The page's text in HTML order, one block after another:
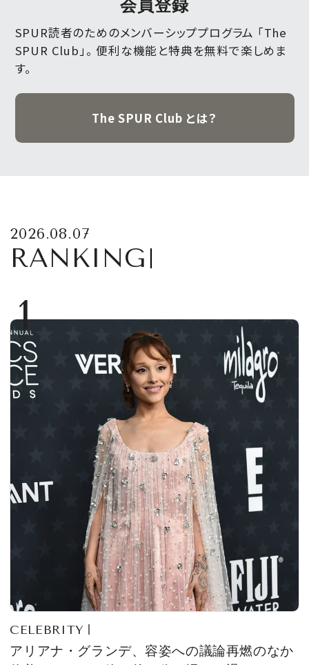
会員登録
SPUR読者のためのメンバーシッププログラム 「The
SPUR Club」。 便利な機能と特典を無料で楽しめま
す。
The SPUR Club とは？
2026.08.07
RANKING
1
CELEBRITY
アリアナ・グランデ、容姿への議論再燃のなか